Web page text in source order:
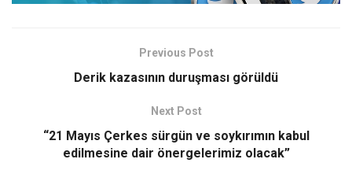
Previous Post
Derik kazasının duruşması görüldü
Next Post
“21 Mayıs Çerkes sürgün ve soykırımın kabul
edilmesine dair önergelerimiz olacak”